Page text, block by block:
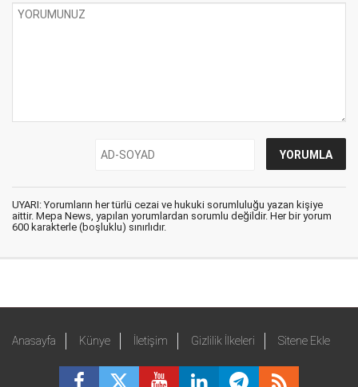
UYARI: Yorumların her türlü cezai ve hukuki sorumluluğu yazan kişiye
aittir. Mepa News, yapılan yorumlardan sorumlu değildir. Her bir yorum
600 karakterle (boşluklu) sınırlıdır.
Anasayfa Künye İletişim Gizlilik İlkeleri Sitene Ekle